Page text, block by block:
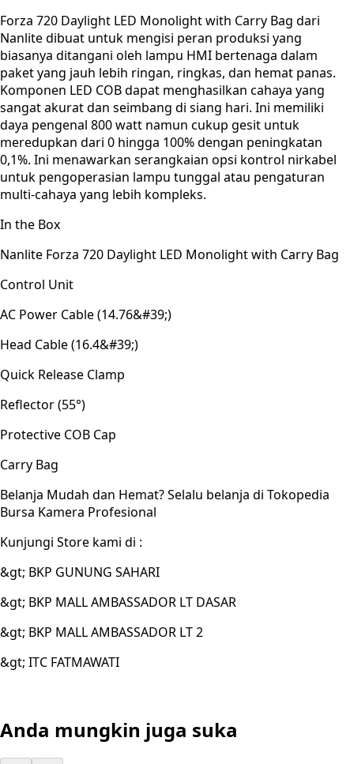
Forza 720 Daylight LED Monolight with Carry Bag dari
Nanlite dibuat untuk mengisi peran produksi yang
biasanya ditangani oleh lampu HMI bertenaga dalam
paket yang jauh lebih ringan, ringkas, dan hemat panas.
Komponen LED COB dapat menghasilkan cahaya yang
sangat akurat dan seimbang di siang hari. Ini memiliki
daya pengenal 800 watt namun cukup gesit untuk
meredupkan dari 0 hingga 100% dengan peningkatan
0,1%. Ini menawarkan serangkaian opsi kontrol nirkabel
untuk pengoperasian lampu tunggal atau pengaturan
multi-cahaya yang lebih kompleks.
In the Box
Nanlite Forza 720 Daylight LED Monolight with Carry Bag
Control Unit
AC Power Cable (14.76&#39;)
Head Cable (16.4&#39;)
Quick Release Clamp
Reflector (55°)
Protective COB Cap
Carry Bag
Belanja Mudah dan Hemat? Selalu belanja di Tokopedia
Bursa Kamera Profesional
Kunjungi Store kami di :
&gt; BKP GUNUNG SAHARI
&gt; BKP MALL AMBASSADOR LT DASAR
&gt; BKP MALL AMBASSADOR LT 2
&gt; ITC FATMAWATI
Anda mungkin juga suka